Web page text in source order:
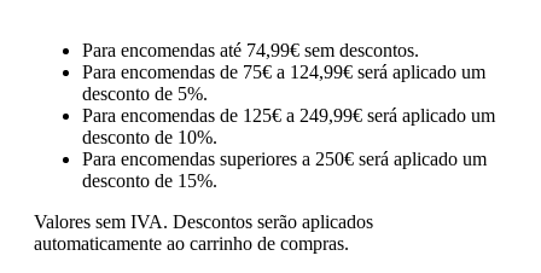
Para encomendas até 74,99€ sem descontos.
Para encomendas de 75€ a 124,99€ será aplicado um
desconto de 5%.
Para encomendas de 125€ a 249,99€ será aplicado um
desconto de 10%.
Para encomendas superiores a 250€ será aplicado um
desconto de 15%.
Valores sem IVA. Descontos serão aplicados
automaticamente ao carrinho de compras.